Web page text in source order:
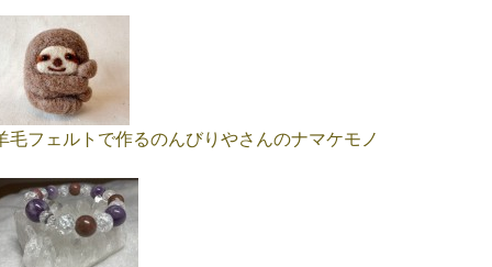
毛フェルトで作るのんびりやさんのナマケモノ